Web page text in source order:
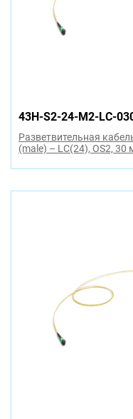
43H-S2-24-M2-LC-
Разветвительная
(male) – LC(24), OS2,